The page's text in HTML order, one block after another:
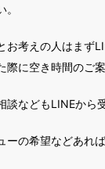
お考えの人はまず
際に空き時間のご
談などもLINEから
ーの希望などあれ